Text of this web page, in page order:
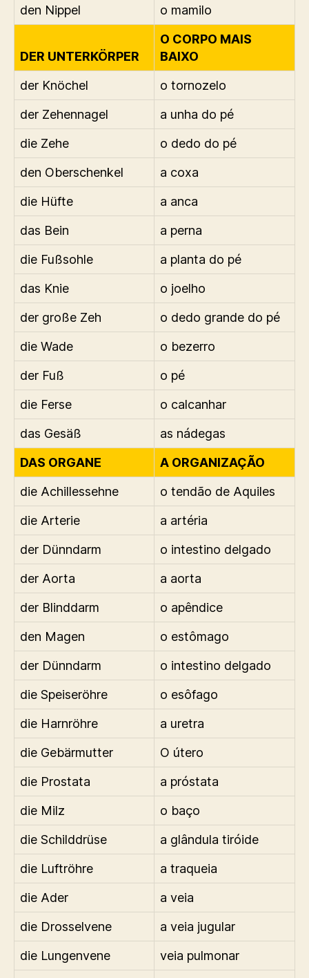
den Nippel o mamilo
DER UNTERKÖRPER
O CORPO MAIS
BAIXO
der Knöchel
o tornozelo
der Zehennagel
a unha do pé
die Zehe
o dedo do pé
den Oberschenkel
a coxa
die Hüfte
a anca
das Bein
a perna
die Fußsohle
a planta do pé
das Knie
o joelho
der große Zeh
o dedo grande do pé
die Wade
o bezerro
der Fuß
o pé
die Ferse
o calcanhar
das Gesäß
as nádegas
DAS ORGANE
A ORGANIZAÇÃO
die Achillessehne
o tendão de Aquiles
die Arterie
a artéria
der Dünndarm
o intestino delgado
der Aorta
a aorta
der Blinddarm
o apêndice
den Magen
o estômago
der Dünndarm
o intestino delgado
die Speiseröhre
o esôfago
die Harnröhre
a uretra
die Gebärmutter
O útero
die Prostata
a próstata
die Milz
o baço
die Schilddrüse
a glândula tiróide
die Luftröhre
a traqueia
die Ader
a veia
die Drosselvene
a veia jugular
die Lungenvene
veia pulmonar